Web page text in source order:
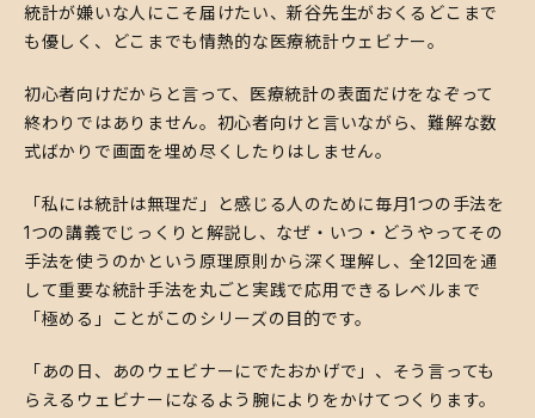
​統計が嫌いな人にこそ届けたい、新谷先生がおくるどこまで
も優しく、どこまでも情熱的な医療統計ウェビナー。
​初心者向けだからと言って、医療統計の表面だけをなぞって
終わりではありません。初心者向けと言いながら、難解な数
式ばかりで画面を埋め尽くしたりはしません。
​「私には統計は無理だ」と感じる人のために毎月1つの手法を
1つの講義でじっくりと解説し、なぜ・いつ・どうやってその
手法を使うのかという原理原則から深く理解し、全12回を通
して重要な統計手法を丸ごと実践で応用できるレベルまで
「極める」ことがこのシリーズの目的です。
​「あの日、あのウェビナーにでたおかげで」、そう言っても
らえるウェビナーになるよう腕によりをかけてつくります。